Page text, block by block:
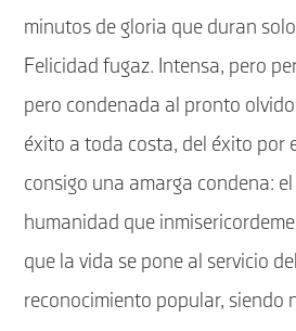
minutos de gloria que duran
Felicidad fugaz. Intensa, pero
pero condenada al pronto
éxito a toda costa, del éxito por
consigo una amarga condena:
humanidad que
que la vida se pone al servicio
reconocimiento popular, siendo